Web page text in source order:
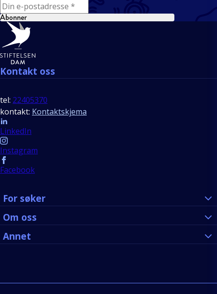
E-mail
Abonner
Bunntekst
Kontakt oss
tel: 22405370
kontakt: Kontaktskjema
Follow us
LinkedIn
Instagram
Facebook
For søker
Om oss
Annet